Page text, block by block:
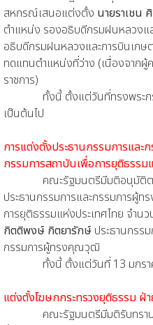
สหกรณ์เสนอแต่งตั้ง นายราเชน
ตำแหน่ง รองอธิบดีกรมฝนหลวงแ
อธิบดีกรมฝนหลวงและการบินเก
ทดแทนตำแหน่งที่ว่าง (เนื่องจากผู้
ราชการ)
ทั้งนี้ ตั้งแต่วันที่ทรงพระกรุณ
เป็นต้นไป
การแต่งตั้งประธานกรรมการแล
กรรมการสถาบันเพื่อการยุติธรรม
คณะรัฐมนตรีมีมติอนุมัติตาม
ประธานกรรมการและกรรมการผู้
การยุติธรรมแห่งประเทศไทย จำน
กิตติพงษ์ กิตยารักษ์ ประธานกรร
กรรมการผู้ทรงคุณวุฒิ
ทั้งนี้ ตั้งแต่วันที่ 13 มกราค
แต่งตั้งโฆษกกระทรวงยุติธรรม ฝ่
คณะรัฐมนตรีมีมติรับทราบต